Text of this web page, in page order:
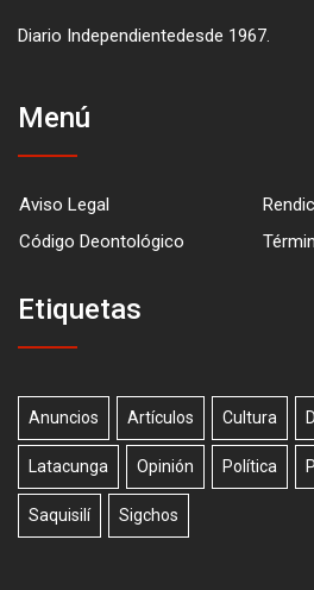
Diario Independientedesde 1967.
Menú
Aviso Legal
Código Deontológico
Etiquetas
Anuncios Artículos Cultura
Latacunga Opinión Política
Saquisilí Sigchos